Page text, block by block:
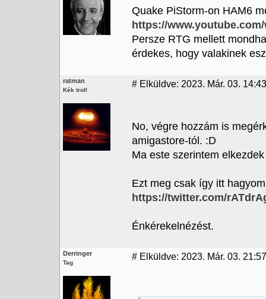
Quake PiStorm-on HAM6
https://
Persze RTG mellett
érdekes, hogy valakinek
ratman
Kék troll
# Elküldve: 2023. Már. 03.
No, végre hozzám is
amigastore-tól. :D
Ma este szerintem
Ezt meg csak így itt
https://twitter.com/
Énkérekelnézést.
Derringer
Tag
# Elküldve: 2023. Már. 03. 21:57